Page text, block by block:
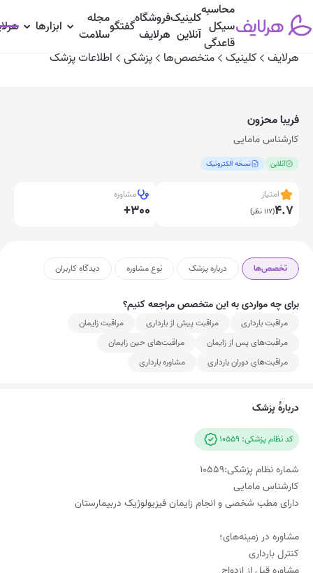
محاسبه
سیکل
قاعدگی
کلینیک
آنلاین
فروشگاه
هرلایف گفتگومجله
سلامت
ابزارها
هرلایف
کلینیک متخصص‌ها پزشکی اطلاعات پزشک
تخصص‌ها درباره پزشک نوع مشاوره دیدگاه‌ کاربران
فریبا محزون
کارشناس مامایی
آنلاین نسخه الکترونیک
امتیاز
4.7(117 نظر)
مشاوره
+300
تخصص‌ها درباره پزشک نوع مشاوره دیدگاه‌ کاربران
برای چه مواردی به این متخصص مراجعه کنیم؟
مراقبت بارداری مراقبت پیش از بارداری
مراقبت زایمان
مراقبت‌های پس از زایمان
مراقبت‌های حین زایمان
مراقبت‌های دوران بارداری
مشاوره بارداری
دربارۀ پزشک
کد نظام پزشکی: 10559